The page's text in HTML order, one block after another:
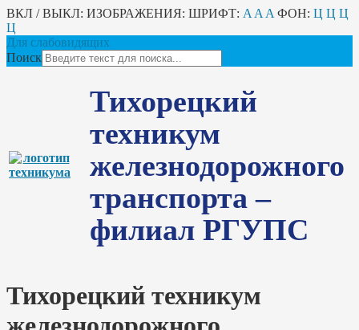
ВКЛ / ВЫКЛ: ИЗОБРАЖЕНИЯ: ШРИФТ: A A A ФОН: Ц Ц Ц
Ц
Для слабовидящих
Поиск
Тихорецкий
техникум
железнодорожного
транспорта –
филиал РГУПС
Тихорецкий техникум